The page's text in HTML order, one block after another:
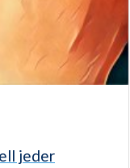
jeder